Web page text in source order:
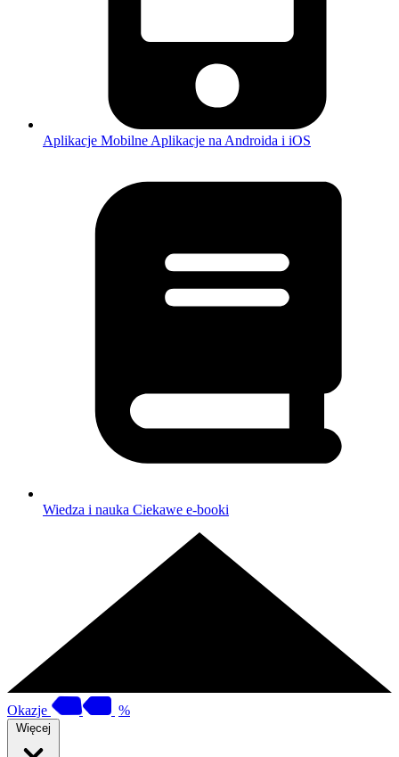
Aplikacje Mobilne Aplikacje na Androida i iOS
Wiedza i nauka Ciekawe e-booki
Okazje %
Więcej